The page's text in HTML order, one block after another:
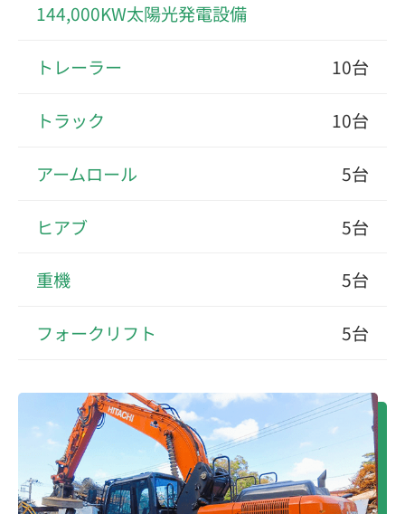
144,000KW太陽光発電設備
トレーラー 10台
トラック 10台
アームロール 5台
ヒアブ 5台
重機 5台
フォークリフト 5台